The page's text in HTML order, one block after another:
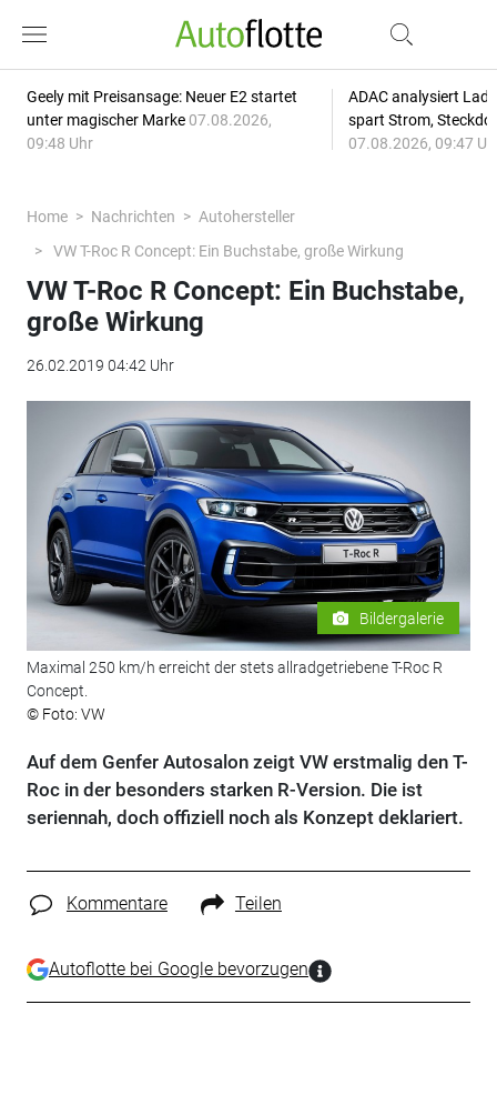
Geely mit Preisansage: Neuer E2 startet
unter magischer Marke 07.08.2026,
09:48 Uhr
ADAC analysiert
spart Strom,
07.08.2026, 09:47
Home Nachrichten
Autohersteller
VW T-Roc R Concept: Ein Buchstabe, große Wirkung
VW T-Roc R Concept: Ein Buchstabe,
große Wirkung
26.02.2019 04:42 Uhr
Bildergalerie
Maximal 250 km/h erreicht der stets allradgetriebene T-Roc R
Concept.
© Foto: VW
Auf dem Genfer Autosalon zeigt VW erstmalig den T-
Roc in der besonders starken R-Version. Die ist
seriennah, doch offiziell noch als Konzept deklariert.
Kommentare Teilen
Autoflotte bei Google bevorzugen